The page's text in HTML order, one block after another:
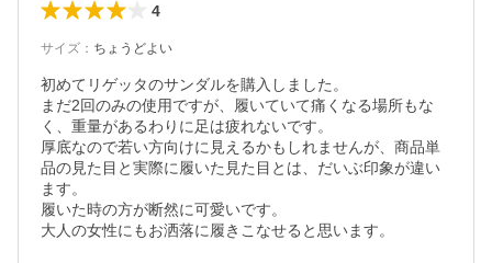
4
サイズ ： ちょうどよい
初めてリゲッタのサンダルを購入しました。
まだ2回のみの使用ですが、履いていて痛くなる場所もな
く、重量があるわりに足は疲れないです。
厚底なので若い方向けに見えるかもしれませんが、商品単
品の見た目と実際に履いた見た目とは、だいぶ印象が違い
ます。
履いた時の方が断然に可愛いです。
大人の女性にもお洒落に履きこなせると思います。